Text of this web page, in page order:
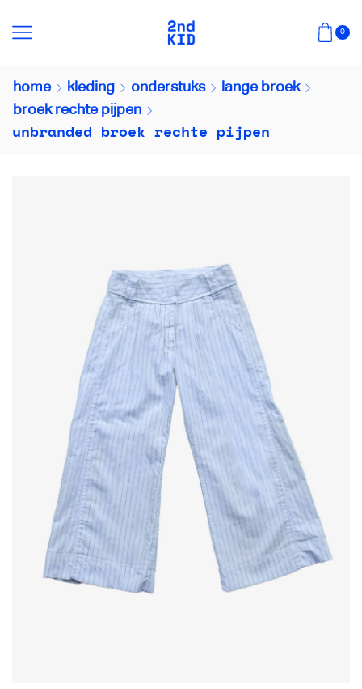
0
home kleding onderstuks
lange broek
broek rechte pijpen
unbranded broek rechte pijpen